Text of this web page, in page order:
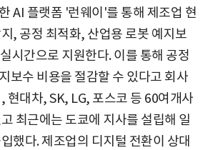
AI 플랫폼 '런웨이'를 통해 제조업 현
, 공정 최적화, 산업용 로봇 예지보
시간으로 지원한다. 이를 통해 공정
보수 비용을 절감할 수 있다고 회사
현대차, SK, LG, 포스코 등 60여개사
최근에는 도쿄에 지사를 설립해 일
했다. 제조업의 디지털 전환이 상대